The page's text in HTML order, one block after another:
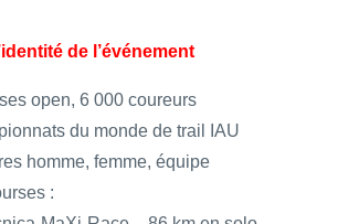
de l’événement
open, 6 000 coureurs
du monde de trail IAU
homme, femme, équipe
: